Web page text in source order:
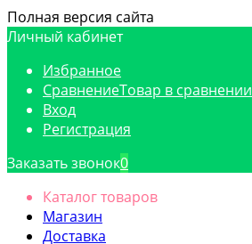
Полная версия сайта
Личный кабинет
Избранное
СравнениеТовар в сравнении
Вход
Регистрация
Заказать звонок0
Каталог товаров
Магазин
Доставка